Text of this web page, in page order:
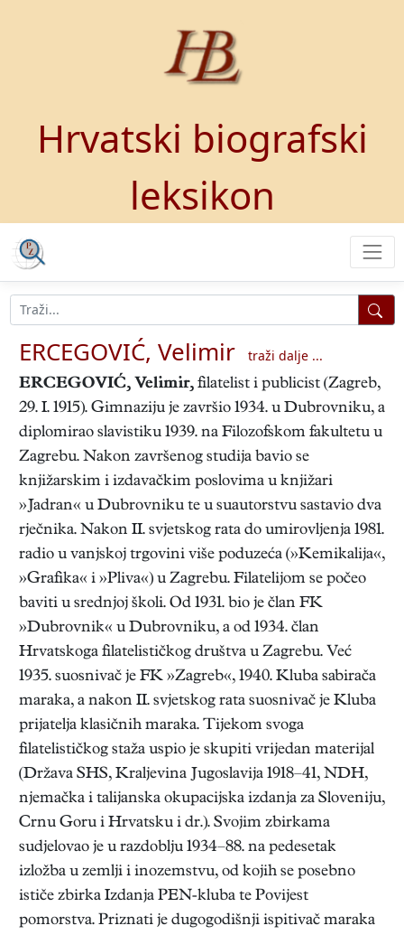
Hrvatski biografski
leksikon
ERCEGOVIĆ, Velimir
traži dalje ...
ERCEGOVIĆ, Velimir, filatelist i publicist (Zagreb,
29. I. 1915). Gimnaziju je završio 1934. u Dubrovniku, a
diplomirao slavistiku 1939. na Filozofskom fakultetu u
Zagrebu. Nakon završenog studija bavio se
knjižarskim i izdavačkim poslovima u knjižari
»Jadran« u Dubrovniku te u suautorstvu sastavio dva
rječnika. Nakon II. svjetskog rata do umirovljenja 1981.
radio u vanjskoj trgovini više poduzeća (»Kemikalija«,
»Grafika« i »Pliva«) u Zagrebu. Filatelijom se počeo
baviti u srednjoj školi. Od 1931. bio je član FK
»Dubrovnik« u Dubrovniku, a od 1934. član
Hrvatskoga filatelističkog društva u Zagrebu. Već
1935. suosnivač je FK »Zagreb«, 1940. Kluba sabirača
maraka, a nakon II. svjetskog rata suosnivač je Kluba
prijatelja klasičnih maraka. Tijekom svoga
filatelističkog staža uspio je skupiti vrijedan materijal
(Država SHS, Kraljevina Jugoslavija 1918–41, NDH,
njemačka i talijanska okupacijska izdanja za Sloveniju,
Crnu Goru i Hrvatsku i dr.). Svojim zbirkama
sudjelovao je u razdoblju 1934–88. na pedesetak
izložba u zemlji i inozemstvu, od kojih se posebno
ističe zbirka Izdanja PEN-kluba te Povijest
pomorstva. Priznati je dugogodišnji ispitivač maraka